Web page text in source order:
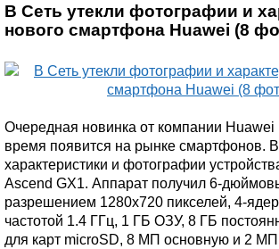
В Сеть утекли фотографии и
нового смартфона Huawei (8
Очередная новинка от компании
время появится на рынке смартфонов.
характеристики и фотографии
Ascend GX1. Аппарат получил 6-
разрешением 1280х720 пикселей, 4-
частотой 1.4 ГГц, 1 ГБ ОЗУ, 8 ГБ
для карт microSD, 8 МП основную и 2